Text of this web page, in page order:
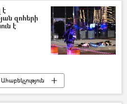
Նիկոլ Փաշինյան
զոհերի
է
Ահաբեկչություն
Ռուսաստան